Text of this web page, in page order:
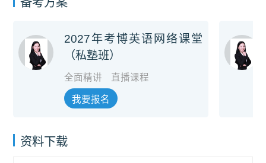
2027年考博英语网络课堂
（私塾班）
全面精讲 直播课程
我要报名
资料下载